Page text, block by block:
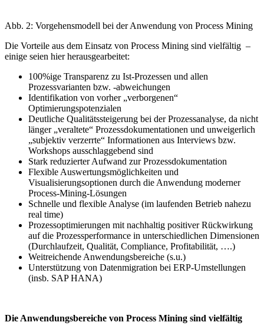
Abb. 2: Vorgehensmodell bei der Anwendung von Process Mining
Die Vorteile aus dem Einsatz von Process Mining sind vielfältig –
einige seien hier herausgearbeitet:
100%ige Transparenz zu Ist-Prozessen und allen
Prozessvarianten bzw. -abweichungen
Identifikation von vorher „verborgenen“
Optimierungspotenzialen
Deutliche Qualitätssteigerung bei der Prozessanalyse, da nicht
länger „veraltete“ Prozessdokumentationen und unweigerlich
„subjektiv verzerrte“ Informationen aus Interviews bzw.
Workshops ausschlaggebend sind
Stark reduzierter Aufwand zur Prozessdokumentation
Flexible Auswertungsmöglichkeiten und
Visualisierungsoptionen durch die Anwendung moderner
Process-Mining-Lösungen
Schnelle und flexible Analyse (im laufenden Betrieb nahezu
real time)
Prozessoptimierungen mit nachhaltig positiver Rückwirkung
auf die Prozessperformance in unterschiedlichen Dimensionen
(Durchlaufzeit, Qualität, Compliance, Profitabilität, ….)
Weitreichende Anwendungsbereiche (s.u.)
Unterstützung von Datenmigration bei ERP-Umstellungen
(insb. SAP HANA)
Die Anwendungsbereiche von Process Mining sind vielfältig